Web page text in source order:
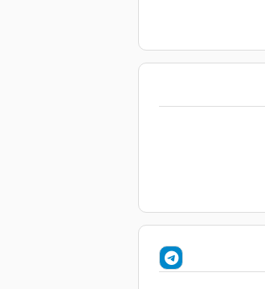
1404-11-27
1404-07-27